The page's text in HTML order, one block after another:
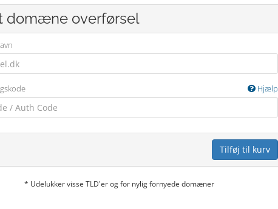
domæne overførsel
Hjælp
Tilføj til kurv
* Udelukker visse TLD'er og for nylig fornyede domæner